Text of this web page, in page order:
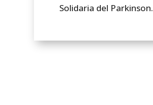
Solidaria del Parkinson.